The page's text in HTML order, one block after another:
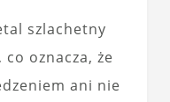
szlachetny
oznacza, że
ani nie